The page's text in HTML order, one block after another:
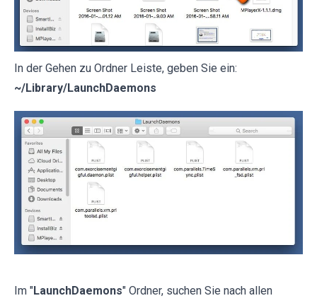
In der Gehen zu Ordner Leiste, geben Sie ein:
~/Library/LaunchDaemons
Im "LaunchDaemons" Ordner, suchen Sie nach allen